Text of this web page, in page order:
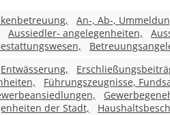
An-, Ab-,
Aussiedler- angelegenheiten,
Entwässerung,
Führungszeugnisse,
der Stadt,